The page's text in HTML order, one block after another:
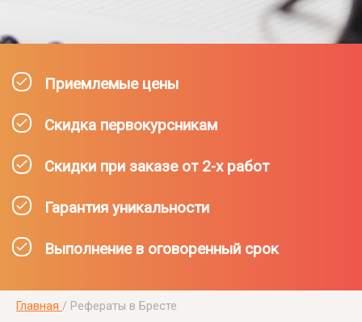
Приемлемые цены
Скидка первокурсникам
Скидки при заказе от 2-х работ
Гарантия уникальности
Выполнение в оговоренный срок
Главная / Рефераты в Бресте